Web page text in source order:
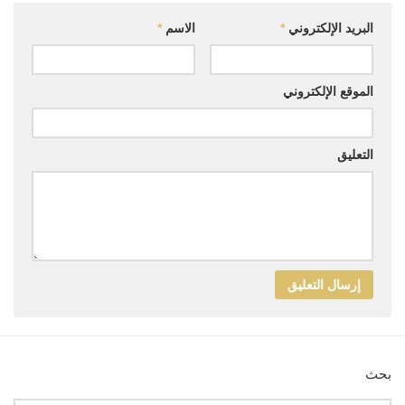
قصص
فيديو
أخرى
الموقع الأم
الاسم * البريد الإلكتروني *
الموقع الإلكتروني
التعليق
بحث